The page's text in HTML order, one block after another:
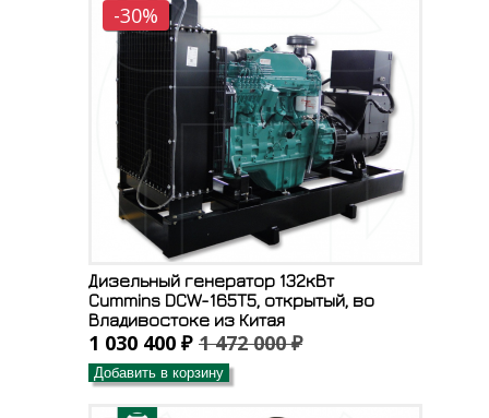
-30%
Дизельный генератор 132кВт
Cummins DCW-165T5, открытый, во
Владивостоке из Китая
1 030 400 ₽ 1 472 000 ₽
Добавить в корзину